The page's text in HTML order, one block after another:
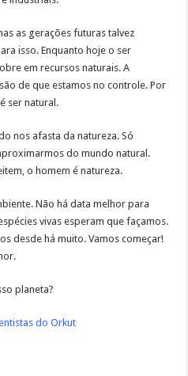
as gerações futuras talvez
isso. Enquanto hoje o ser
em recursos naturais. A
de que estamos no controle. Por
ser natural.
nos afasta da natureza. Só
do mundo natural.
o homem é natureza.
Não há data melhor para
vivas esperam que façamos.
desde há muito. Vamos começar!
planeta?
do Orkut